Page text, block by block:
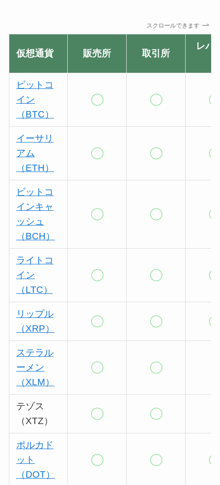
スクロールできます
仮想通貨 販売所 取引所
レバ
ビットコ
イン
（BTC）
イーサリ
アム
（ETH）
ビットコ
インキャ
ッシュ
（BCH）
ライトコ
イン
（LTC）
リップル
（XRP）
ステラル
ーメン
（XLM）
テゾス
（XTZ）
ポルカド
ット
（DOT）